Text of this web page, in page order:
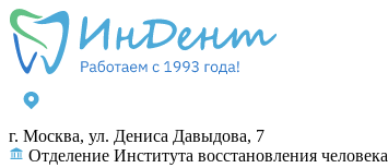
г. Москва, ул. Дениса Давыдова, 7
Отделение Института восстановления человека